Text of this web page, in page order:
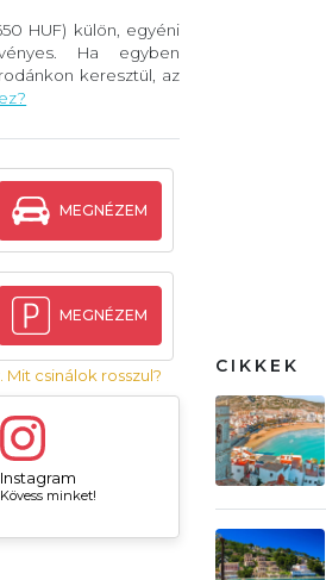
HUF) külön, egyéni
Ha egyben
keresztül, az
MEGNÉZEM
MEGNÉZEM
Mit csinálok rosszul?
Instagram
Kövess minket!
CIKKEK